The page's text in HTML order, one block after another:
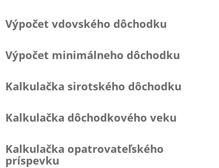
Výpočet vdovského dôchodku
Výpočet minimálneho dôchodku
Kalkulačka sirotského dôchodku
Kalkulačka dôchodkového veku
Kalkulačka opatrovateľského
príspevku